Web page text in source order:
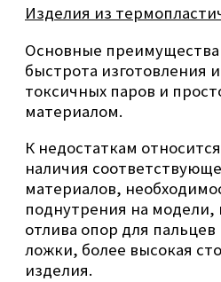
Изделия из
Основные преимущества
быстрота изготовления
токсичных паров и
материалом.
К недостаткам
наличия
материалов,
поднутрения на модели,
отлива опор для пальцев
ложки, более высокая
изделия.